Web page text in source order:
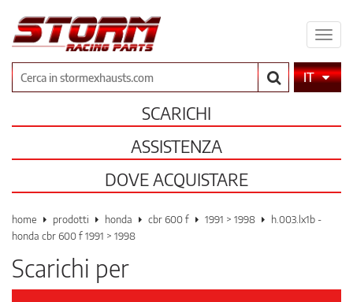
il
CercaIT
SCARICHI
ASSISTENZA
DOVE ACQUISTARE
home prodotti honda cbr 600 f 1991 > 1998
h.003.lx1b -
honda cbr 600 f 1991 > 1998
Scarichi per